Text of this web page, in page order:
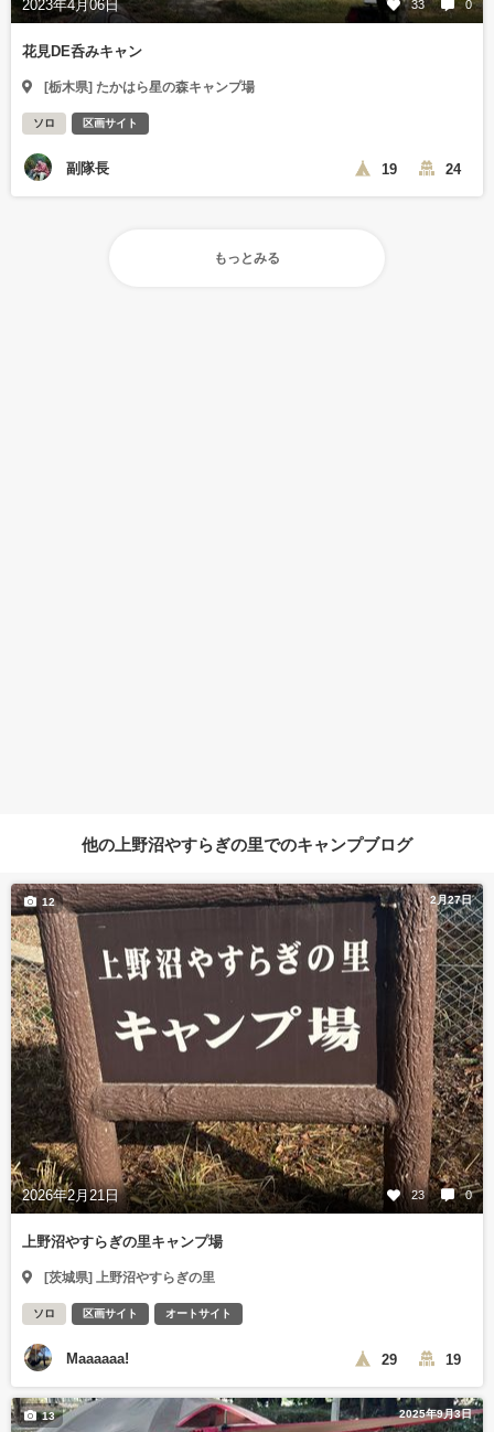
2023年4月06日 33 0
花見DE呑みキャン
[栃木県] たかはら星の森キャンプ場
ソロ 区画サイト
副隊長 19 24
もっとみる
他の上野沼やすらぎの里でのキャンプブログ
2月27日
2026年2月21日 23 0
12
上野沼やすらぎの里キャンプ場
[茨城県] 上野沼やすらぎの里
ソロ 区画サイト オートサイト
Maaaaaa! 29 19
2025年9月3日
13